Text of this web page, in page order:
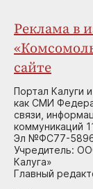
Реклама в
сайте
Портал Калуги
как СМИ
связи,
коммуникаций
Эл №ФС77-
Учредитель:
Калуга»
Главный